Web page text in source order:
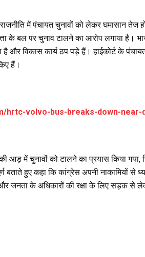
में पंचायत चुनावों को लेकर घमासान तेज
के बल पर चुनाव टालने का आरोप लगाया है।
है और विकास कार्य ठप पड़े हैं। हाईकोर्ट के
हैं।
hrtc-volvo-bus-breaks-down-
आड़ में चुनावों को टालने का प्रयास किया
बताते हुए कहा कि कांग्रेस अपनी नाकामियों से
जनता के अधिकारों की रक्षा के लिए सड़क से